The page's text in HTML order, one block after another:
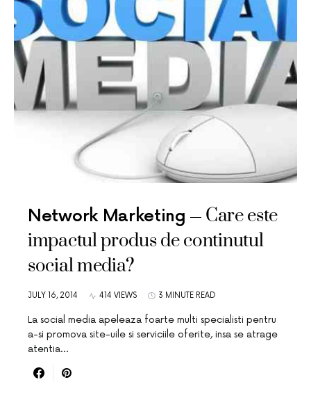
Network Marketing
Care este
impactul produs de continutul
social media?
JULY 16, 2014 414 VIEWS 3 MINUTE READ
La social media apeleaza foarte multi specialisti pentru
a-si promova site-uile si serviciile oferite, insa se atrage
atentia…